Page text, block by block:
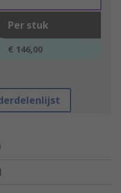
Per stuk
€ 146,00